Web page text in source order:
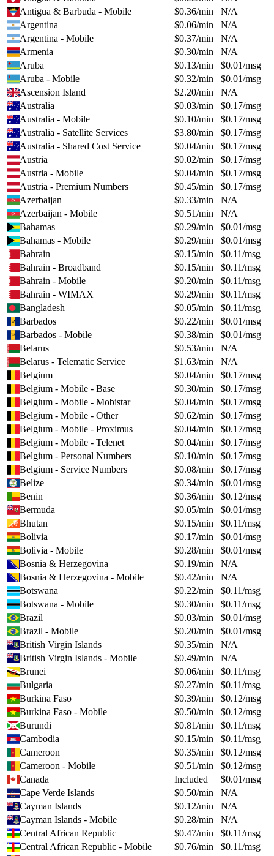
Antigua & Barbuda - Mobile
$0.36/min
N/A
Argentina
$0.06/min
N/A
Argentina - Mobile
$0.37/min
N/A
Armenia
$0.30/min
N/A
Aruba
$0.13/min $0.01/msg
Aruba - Mobile
$0.32/min $0.01/msg
Ascension Island
$2.20/min
N/A
Australia
$0.03/min $0.17/msg
Australia - Mobile
$0.10/min $0.17/msg
Australia - Satellite Services
$3.80/min $0.17/msg
Australia - Shared Cost Service
$0.04/min $0.17/msg
Austria
$0.02/min $0.17/msg
Austria - Mobile
$0.04/min $0.17/msg
Austria - Premium Numbers
$0.45/min $0.17/msg
Azerbaijan
$0.33/min
N/A
Azerbaijan - Mobile
$0.51/min
N/A
Bahamas
$0.29/min $0.01/msg
Bahamas - Mobile
$0.29/min $0.01/msg
Bahrain
$0.15/min $0.11/msg
Bahrain - Broadband
$0.15/min $0.11/msg
Bahrain - Mobile
$0.20/min $0.11/msg
Bahrain - WIMAX
$0.29/min $0.11/msg
Bangladesh
$0.05/min $0.11/msg
Barbados
$0.22/min $0.01/msg
Barbados - Mobile
$0.38/min $0.01/msg
Belarus
$0.53/min
N/A
Belarus - Telematic Service
$1.63/min
N/A
Belgium
$0.04/min $0.17/msg
Belgium - Mobile - Base
$0.30/min $0.17/msg
Belgium - Mobile - Mobistar
$0.04/min $0.17/msg
Belgium - Mobile - Other
$0.62/min $0.17/msg
Belgium - Mobile - Proximus
$0.04/min $0.17/msg
Belgium - Mobile - Telenet
$0.04/min $0.17/msg
Belgium - Personal Numbers
$0.10/min $0.17/msg
Belgium - Service Numbers
$0.08/min $0.17/msg
Belize
$0.34/min $0.01/msg
Benin
$0.36/min $0.12/msg
Bermuda
$0.05/min $0.01/msg
Bhutan
$0.15/min $0.11/msg
Bolivia
$0.17/min $0.01/msg
Bolivia - Mobile
$0.28/min $0.01/msg
Bosnia & Herzegovina
$0.19/min
N/A
Bosnia & Herzegovina - Mobile
$0.42/min
N/A
Botswana
$0.22/min $0.11/msg
Botswana - Mobile
$0.30/min $0.11/msg
Brazil
$0.03/min $0.01/msg
Brazil - Mobile
$0.20/min $0.01/msg
British Virgin Islands
$0.35/min
N/A
British Virgin Islands - Mobile
$0.49/min
N/A
Brunei
$0.06/min $0.11/msg
Bulgaria
$0.27/min $0.11/msg
Burkina Faso
$0.39/min $0.12/msg
Burkina Faso - Mobile
$0.50/min $0.12/msg
Burundi
$0.81/min $0.11/msg
Cambodia
$0.15/min $0.11/msg
Cameroon
$0.35/min $0.12/msg
Cameroon - Mobile
$0.51/min $0.12/msg
Canada
Included $0.01/msg
Cape Verde Islands
$0.50/min
N/A
Cayman Islands
$0.12/min
N/A
Cayman Islands - Mobile
$0.28/min
N/A
Central African Republic
$0.47/min $0.11/msg
Central African Republic - Mobile
$0.76/min $0.11/msg